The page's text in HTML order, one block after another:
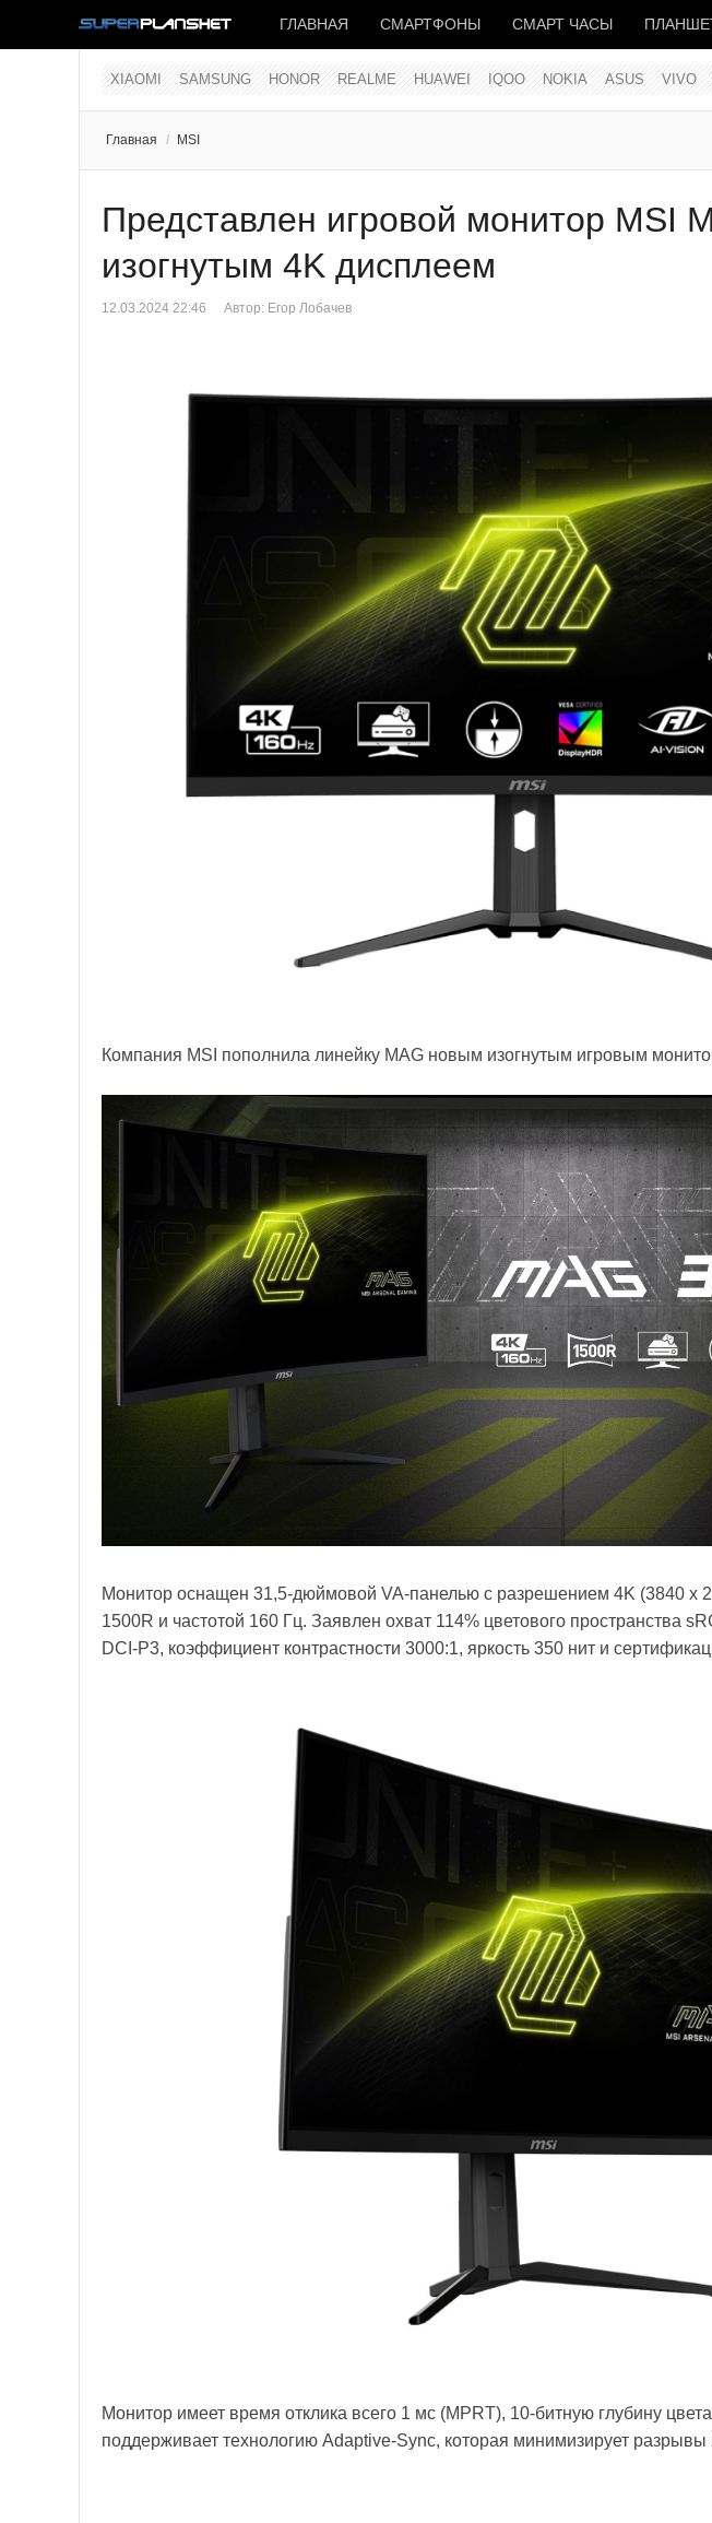
ГЛАВНАЯ СМАРТФОНЫ СМАРТ ЧАСЫ
XIAOMI SAMSUNG HONOR REALME HUAWEI IQOO NOKIA ASUS VIVO
Главная / MSI
Представлен игровой монитор MSI
изогнутым 4K дисплеем
12.03.2024 22:46 Автор: Егор Лобачев
Компания MSI пополнила линейку MAG новым изогнутым игровым
Монитор оснащен 31,5-дюймовой VA-панелью с разрешением 4K (3840 x
1500R и частотой 160 Гц. Заявлен охват 114% цветового пространства
DCI-P3, коэффициент контрастности 3000:1, яркость 350 нит и
Монитор имеет время отклика всего 1 мс (MPRT), 10-битную глубину
поддерживает технологию Adaptive-Sync, которая минимизирует